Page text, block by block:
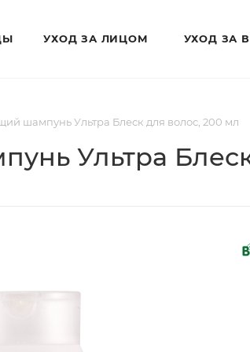
УХОД ЗА ЛИЦОМ УХОД ЗА
шампунь Ультра Блеск для волос, 200 мл
Ультра